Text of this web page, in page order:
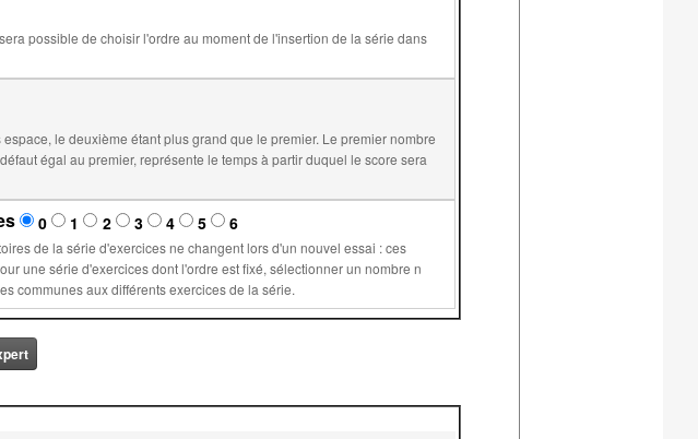
le deuxième étant plus grand que le premier. Le premier nombre
0 1 2 3 4 5 6
supérieur ou égal à 1 permet de plus de conserver les mêmes valeurs pour les variables communes aux différents exercices de la série.